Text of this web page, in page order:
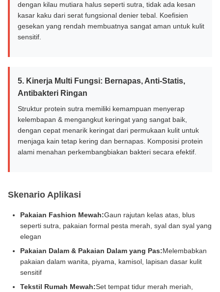
dengan kilau mutiara halus seperti sutra, tidak ada kesan
kasar kaku dari serat fungsional denier tebal. Koefisien
gesekan yang rendah membuatnya sangat aman untuk kulit
sensitif.
5. Kinerja Multi Fungsi: Bernapas, Anti-Statis,
Antibakteri Ringan
Struktur protein sutra memiliki kemampuan menyerap
kelembapan & mengangkut keringat yang sangat baik,
dengan cepat menarik keringat dari permukaan kulit untuk
menjaga kain tetap kering dan bernapas. Komposisi protein
alami menahan perkembangbiakan bakteri secara efektif.
Skenario Aplikasi
Pakaian Fashion Mewah:Gaun rajutan kelas atas, blus
seperti sutra, pakaian formal pesta merah, syal dan syal yang
elegan
Pakaian Dalam & Pakaian Dalam yang Pas:Melembabkan
pakaian dalam wanita, piyama, kamisol, lapisan dasar kulit
sensitif
Tekstil Rumah Mewah:Set tempat tidur merah meriah,